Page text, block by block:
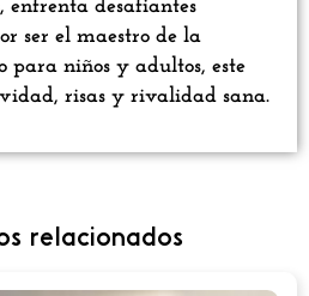
enfrenta desafiantes
ser el maestro de la
para niños y adultos, este
risas y rivalidad sana.
relacionados